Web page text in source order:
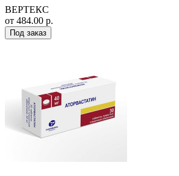
ВЕРТЕКС
от 484.00 р.
Под заказ